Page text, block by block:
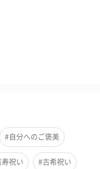
ン、リフレッシュで
ます◎
ことができます。日
きるので、贈る人も
#自分へのご褒美
祝い #古希祝い